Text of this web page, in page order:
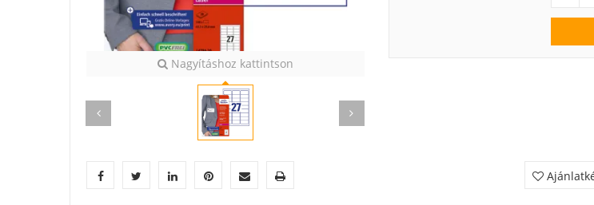
Nagyításhoz kattintson